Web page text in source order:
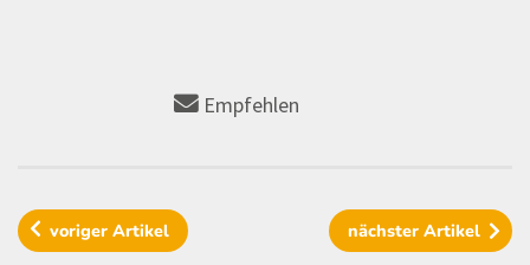
Empfehlen
vorigerArtikel nächster Artikel